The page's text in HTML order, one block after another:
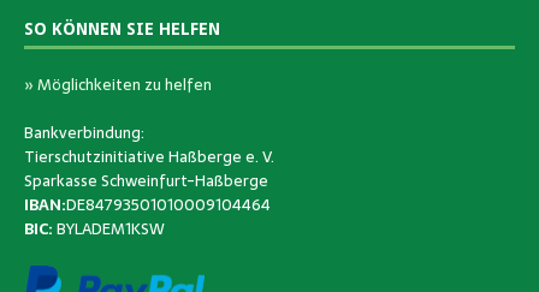
SO KÖNNEN SIE HELFEN
» Möglichkeiten zu helfen
Bankverbindung:
Tierschutzinitiative Haßberge e. V.
Sparkasse Schweinfurt-Haßberge
IBAN:DE84793501010009104464
BIC:BYLADEM1KSW